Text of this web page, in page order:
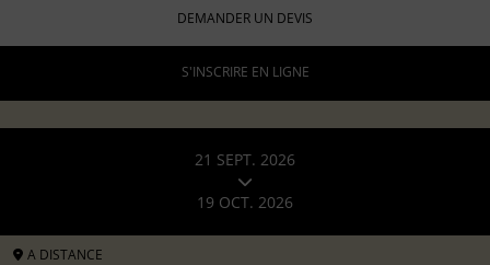
DEMANDER UN DEVIS
S'INSCRIRE EN LIGNE
21 SEPT. 2026
19 OCT. 2026
A DISTANCE